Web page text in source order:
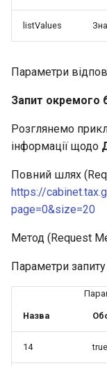
listValues
Параметри
Запит окремого
Розглянемо
інформації щодо
Повний шлях
https://
page=0&size=20
Метод (Request
Параметри
Назва
14 true